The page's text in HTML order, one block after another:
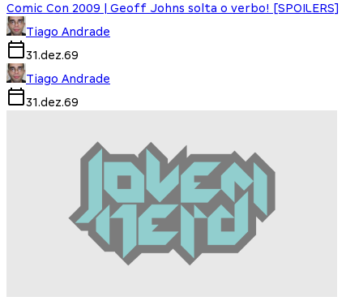
Comic Con 2009 | Geoff Johns solta o verbo! [SPOILERS]
Tiago Andrade
31.dez.69
Tiago Andrade
31.dez.69